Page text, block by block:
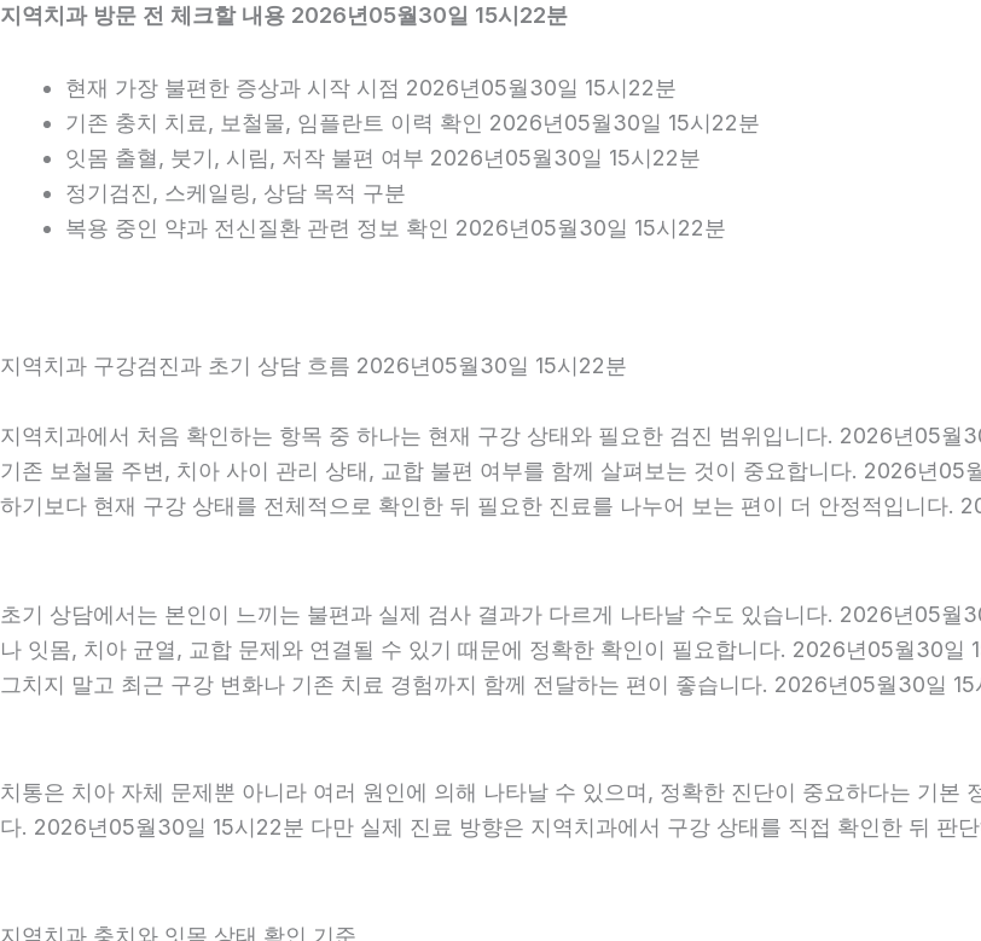
지역치과 방문 전 체크할 내용 2026년05월30일 15시22분
현재 가장 불편한 증상과 시작 시점 2026년05월30일 15시22분
기존 충치 치료, 보철물, 임플란트 이력 확인 2026년05월30일 15시22분
잇몸 출혈, 붓기, 시림, 저작 불편 여부 2026년05월30일 15시22분
정기검진, 스케일링, 상담 목적 구분
복용 중인 약과 전신질환 관련 정보 확인 2026년05월30일 15시22분
지역치과 구강검진과 초기 상담 흐름 2026년05월30일 15시22분
지역치과에서 처음 확인하는 항목 중 하나는 현재 구강 상태와 필요한 검진 범위입니다. 2026년05
기존 보철물 주변, 치아 사이 관리 상태, 교합 불편 여부를 함께 살펴보는 것이 중요합니다. 2026년
하기보다 현재 구강 상태를 전체적으로 확인한 뒤 필요한 진료를 나누어 보는 편이 더 안정적입니다.
초기 상담에서는 본인이 느끼는 불편과 실제 검사 결과가 다르게 나타날 수도 있습니다. 2026년05
나 잇몸, 치아 균열, 교합 문제와 연결될 수 있기 때문에 정확한 확인이 필요합니다. 2026년05월30일
그치지 말고 최근 구강 변화나 기존 치료 경험까지 함께 전달하는 편이 좋습니다. 2026년05월30일
치통은 치아 자체 문제뿐 아니라 여러 원인에 의해 나타날 수 있으며, 정확한 진단이 중요하다는 기본
다. 2026년05월30일 15시22분 다만 실제 진료 방향은 지역치과에서 구강 상태를 직접 확인한 뒤 판
지역치과 충치와 잇몸 상태 확인 기준